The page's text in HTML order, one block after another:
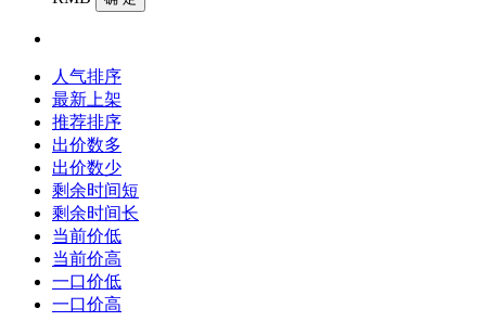
人气排序
最新上架
推荐排序
出价数多
出价数少
剩余时间短
剩余时间长
当前价低
当前价高
一口价低
一口价高